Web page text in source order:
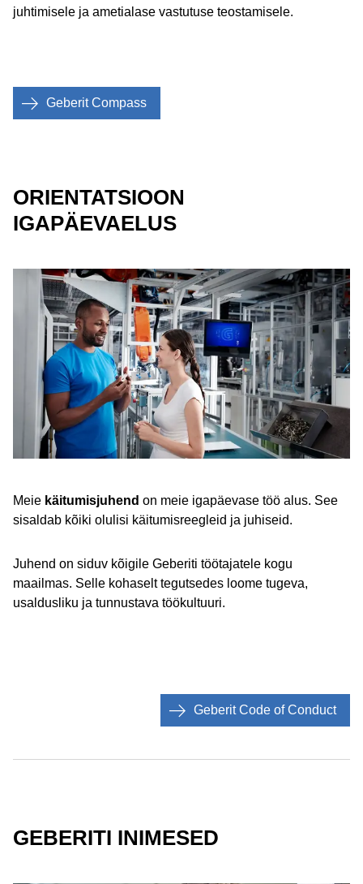
juhtimisele ja ametialase vastutuse teostamisele.
Geberit Compass
ORIENTATSIOON
IGAPÄEVAELUS
Meie käitumisjuhend on meie igapäevase töö alus. See
sisaldab kõiki olulisi käitumisreegleid ja juhiseid.
Juhend on siduv kõigile Geberiti töötajatele kogu
maailmas. Selle kohaselt tegutsedes loome tugeva,
usaldusliku ja tunnustava töökultuuri.
Geberit Code of Conduct
GEBERITI INIMESED